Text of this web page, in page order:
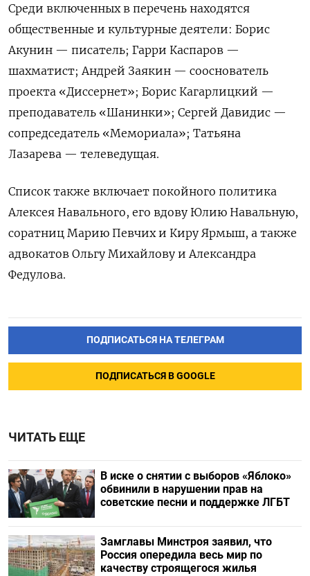
Среди включенных в перечень находятся
общественные и культурные деятели: Борис
Акунин — писатель; Гарри Каспаров —
шахматист; Андрей Заякин — сооснователь
проекта «Диссернет»; Борис Кагарлицкий —
преподаватель «Шанинки»; Сергей Давидис —
сопредседатель «Мемориала»; Татьяна
Лазарева — телеведущая.
Список также включает покойного политика
Алексея Навального, его вдову Юлию Навальную,
соратниц Марию Певчих и Киру Ярмыш, а также
адвокатов Ольгу Михайлову и Александра
Федулова.
ПОДПИСАТЬСЯ НА ТЕЛЕГРАМ
ПОДПИСАТЬСЯ В GOOGLE
ЧИТАТЬ ЕЩЕ
В иске о снятии с выборов «Яблоко»
обвинили в нарушении прав на
советские песни и поддержке ЛГБТ
Замглавы Минстроя заявил, что
Россия опередила весь мир по
качеству строящегося жилья